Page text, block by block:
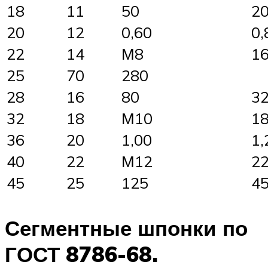
18
11 50
20
12 0,60
22
14 М8
25
70
280
28
16 80
32
18 М10
36
20 1,00
40
22 М12
45
25 125
Сегментные шпонки по
ГОСТ 8786-68.